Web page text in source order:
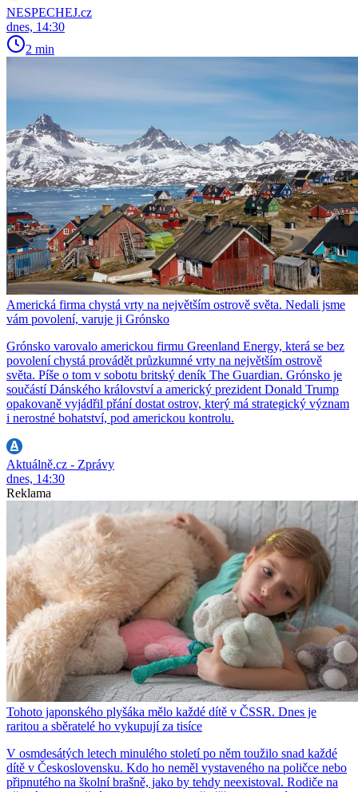
NESPECHEJ.cz
dnes, 14:30
2 min
Americká firma chystá vrty na největším ostrově světa. Nedali jsme
vám povolení, varuje ji Grónsko
Grónsko varovalo americkou firmu Greenland Energy, která se bez
povolení chystá provádět průzkumné vrty na největším ostrově
světa. Píše o tom v sobotu britský deník The Guardian. Grónsko je
součástí Dánského království a americký prezident Donald Trump
opakovaně vyjádřil přání dostat ostrov, který má strategický význam
i nerostné bohatství, pod americkou kontrolu.
Aktuálně.cz - Zprávy
dnes, 14:30
Reklama
Tohoto japonského plyšáka mělo každé dítě v ČSSR. Dnes je
raritou a sběratelé ho vykupují za tisíce
V osmdesátých letech minulého století po něm toužilo snad každé
dítě v Československu. Kdo ho neměl vystaveného na poličce nebo
připnutého na školní brašně, jako by tehdy neexistoval. Rodiče na